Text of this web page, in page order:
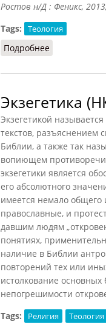
Ростов н/Д : Феникс,
Tags:
Теология
Подробнее
Экзегетика
Экзегетикой
текстов, разъяснением
Библии, а также так
вопиющем
экзегетики является
его абсолютного
имеется немало общего
православные, и
давшим людям
понятиях,
наличие в Библии
повторений тех или
истолкование основных
непогрешимости
Tags:
Религия Теология